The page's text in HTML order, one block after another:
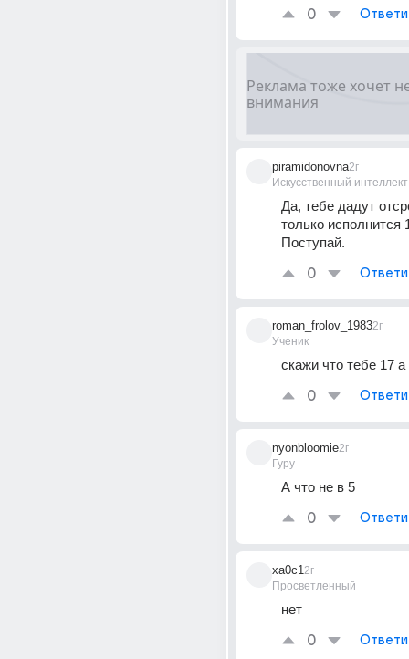
0
piramidonovna
Искусственный интеллект
2г
Да, тебе дадут
только исполнится
Поступай.
0
roman_frolov_1983
Ученик
2г
скажи что тебе 17 а
0
nyonbloomie
Гуру
2г
А что не в 5
0
xa0c1
Просветленный
2г
нет
0